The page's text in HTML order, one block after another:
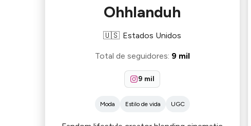
Ohhlanduh
🇺🇸 Estados Unidos
Total de seguidores: 9 mil
9 mil
Moda Estilo de vida UGC